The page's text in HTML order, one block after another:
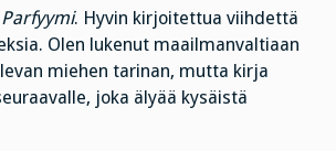
Parfyymi. Hyvin kirjoitettua viihdettä
Olen lukenut maailmanvaltiaan
miehen tarinan, mutta kirja
joka älyää kysäistä